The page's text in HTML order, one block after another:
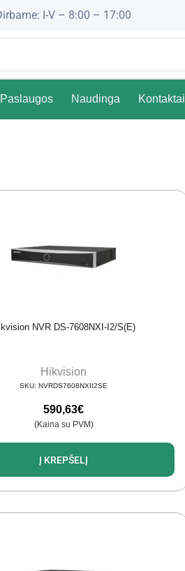
I-V – 8:00 – 17:00
Paslaugos Naudinga Kontaktai
NVR DS-7608NXI-I2/S(E)
Hikvision
SKU: NVRDS7608NXII2SE
590,63€
(Kaina su PVM)
Į KREPŠELĮ